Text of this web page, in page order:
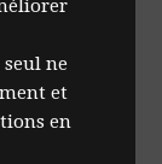
ne
et
en